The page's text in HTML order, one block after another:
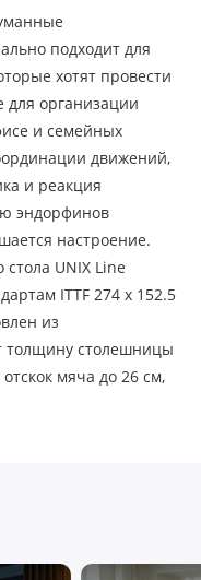
подходит для
хотят провести
для организации
и семейных
движений,
и реакция
эндорфинов
настроение.
UNIX Line
ITTF 274 х 152.5
из
толщину столешницы
мяча до 26 см,
к
от
лучей, влаги и